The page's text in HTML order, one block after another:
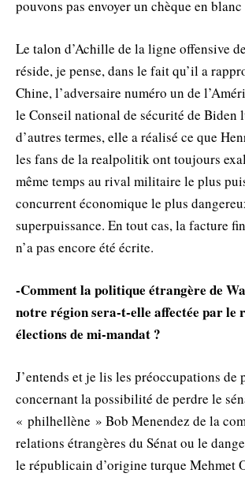
pouvons pas envoyer un chèque en
Le talon d’Achille de la ligne offensive
réside, je pense, dans le fait qu’il a
Chine, l’adversaire numéro un de
le Conseil national de sécurité de Biden
d’autres termes, elle a réalisé ce que
les fans de la realpolitik ont toujours
même temps au rival militaire le plus
concurrent économique le plus
superpuissance. En tout cas, la facture
n’a pas encore été écrite.
-Comment la politique étrangère de
notre région sera-t-elle affectée par le
élections de mi-mandat ?
J’entends et je lis les préoccupations de
concernant la possibilité de perdre le
« philhellène » Bob Menendez de la
relations étrangères du Sénat ou le
le républicain d’origine turque Mehmet